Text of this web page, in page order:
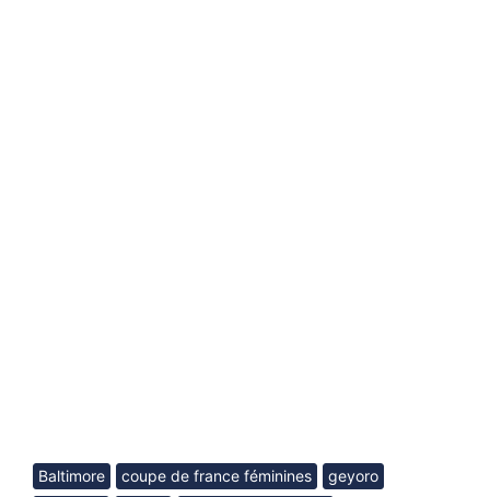
Baltimore coupe de france féminines
geyoro